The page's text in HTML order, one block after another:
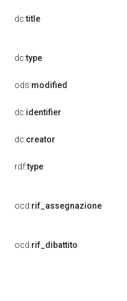
dc:title
dc:type
ods:modified
dc:identifier
dc:creator
rdf:type
ocd:rif_assegnazione
ocd:rif_dibattito